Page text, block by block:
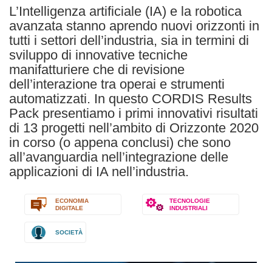
L’Intelligenza artificiale (IA) e la robotica
avanzata stanno aprendo nuovi orizzonti in
tutti i settori dell’industria, sia in termini di
sviluppo di innovative tecniche
manifatturiere che di revisione
dell’interazione tra operai e strumenti
automatizzati. In questo CORDIS Results
Pack presentiamo i primi innovativi risultati
di 13 progetti nell’ambito di Orizzonte 2020
in corso (o appena conclusi) che sono
all’avanguardia nell’integrazione delle
applicazioni di IA nell’industria.
ECONOMIA
DIGITALE
TECNOLOGIE
INDUSTRIALI
SOCIETÀ